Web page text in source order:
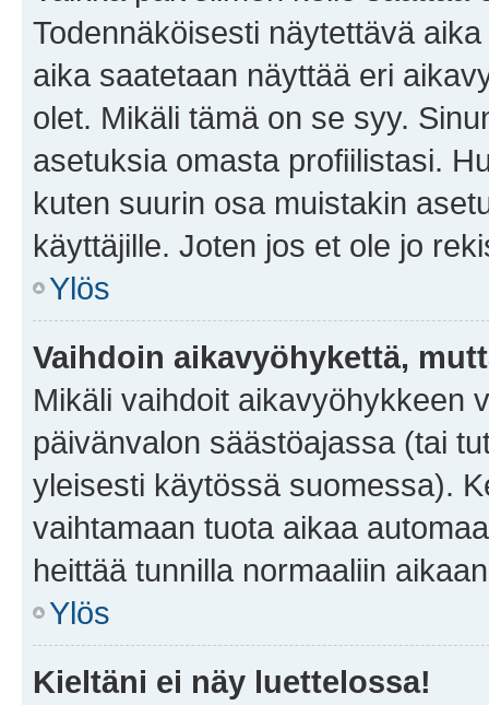
Todennäköisesti näytettävä
aika saatetaan näyttää eri
olet. Mikäli tämä on se syy.
asetuksia omasta profiilistasi.
kuten suurin osa muistakin
käyttäjille. Joten jos et ole jo
Ylös
Vaihdoin aikavyöhykettä,
Mikäli vaihdoit aikavyöhykkeen
päivänvalon säästöajassa (tai
yleisesti käytössä suomessa).
vaihtamaan tuota aikaa
heittää tunnilla normaaliin
Ylös
Kieltäni ei näy luettelossa!